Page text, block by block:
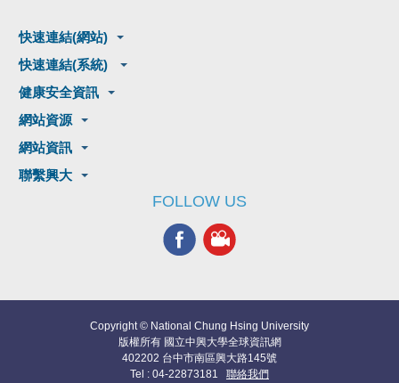
快速連結(網站)
快速連結(系統)
健康安全資訊
網站資源
網站資訊
聯繫興大
FOLLOW US
Copyright © National Chung Hsing University
版權所有 國立中興大學全球資訊網
402202 台中市南區興大路145號
Tel : 04-22873181 聯絡我們